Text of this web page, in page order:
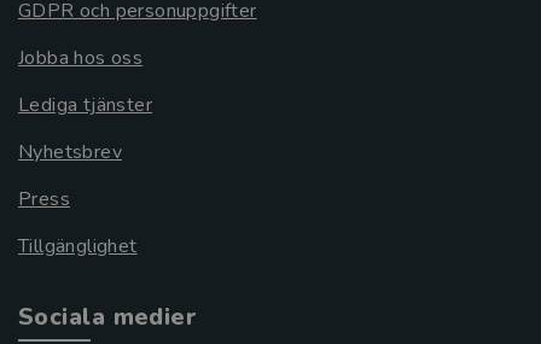
GDPR och personuppgifter
Jobba hos oss
Lediga tjänster
Nyhetsbrev
Press
Tillgänglighet
Sociala medier